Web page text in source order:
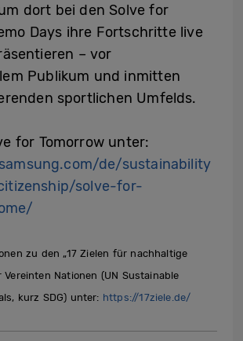
dort bei den Solve for
Days ihre Fortschritte live
– vor
Publikum und inmitten
sportlichen Umfelds.
for Tomorrow unter:
de/sustainability
solve-for-
zu den „17 Zielen für nachhaltige
Vereinten Nationen (UN Sustainable
kurz SDG) unter: https://17ziele.de/